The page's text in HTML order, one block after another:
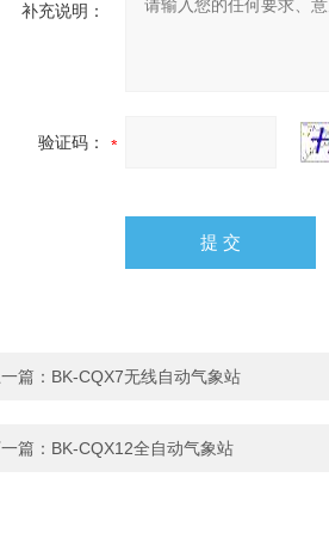
补充说明：
验证码：
一篇： BK-CQX7无线自动气象站
篇： BK-CQX12全自动气象站